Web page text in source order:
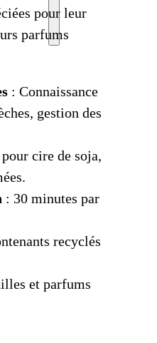
pour leur
parfums
: Connaissance
gestion des
cire de soja,
: 30 minutes par
recyclés
et parfums